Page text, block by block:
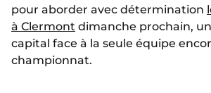
pour aborder avec détermination
à Clermont dimanche prochain,
capital face à la seule équipe
championnat.